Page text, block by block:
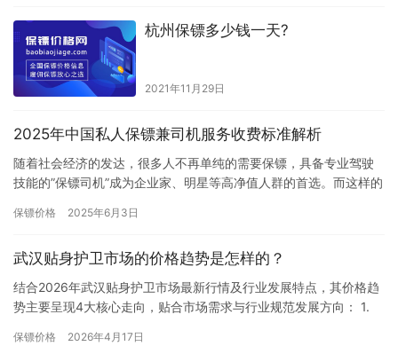
杭州保镖多少钱一天?
2021年11月29日
2025年中国私人保镖兼司机服务收费标准解析
随着社会经济的发达，很多人不再单纯的需要保镖，具备专业驾驶
技能的”保镖司机”成为企业家、明星等高净值人群的首选。而这样的
保镖价格 2025年6月3日
武汉贴身护卫市场的价格趋势是怎样的？
结合2026年武汉贴身护卫市场最新行情及行业发展特点，其价格趋
势主要呈现4大核心走向，贴合市场需求与行业规范发展方向： 1.
保镖价格 2026年4月17日